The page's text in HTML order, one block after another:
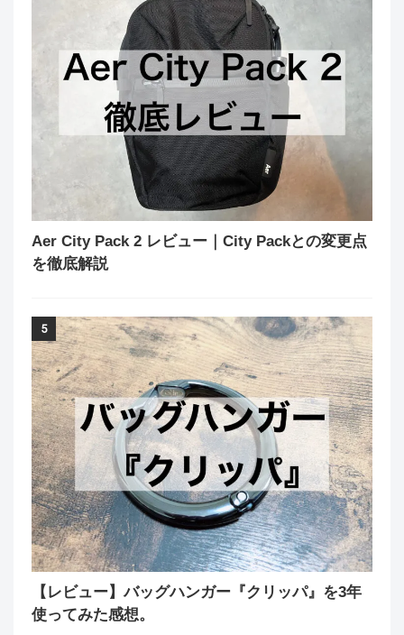
Aer City Pack 2 レビュー｜City Packとの変更点
を徹底解説
5
【レビュー】バッグハンガー『クリッパ』を3年
使ってみた感想。